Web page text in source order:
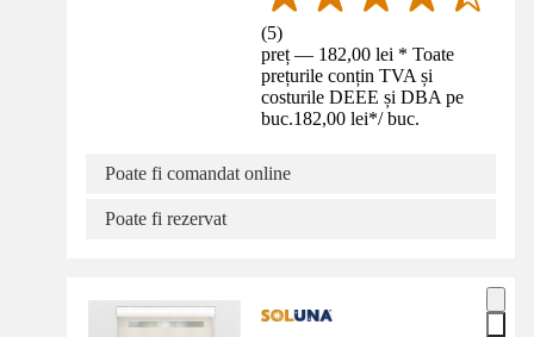
(5)
preț — 182,00 lei * Toate
prețurile conțin TVA și
costurile DEEE și DBA pe
buc.182,00 lei*/ buc.
Poate fi comandat online
Poate fi rezervat